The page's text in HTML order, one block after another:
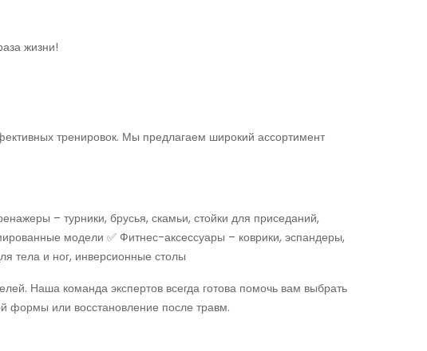
жизни!
тренировок. Мы предлагаем широкий ассортимент
– турники, брусья, скамьи, стойки для приседаний,
модели ✅ Фитнес-аксессуары – коврики, эспандеры,
тела и ног, инверсионные столы
Наша команда экспертов всегда готова помочь вам выбрать
формы или восстановление после травм.